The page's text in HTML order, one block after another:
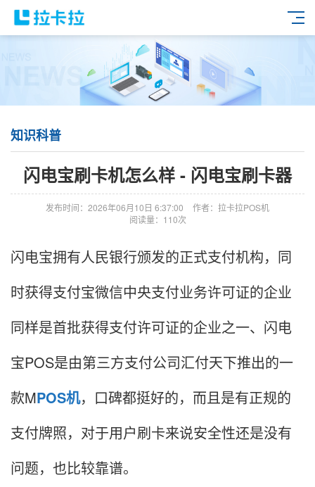
知识科普
闪电宝刷卡机怎么样 - 闪电宝刷卡器
发布时间：2026年06月10日 6:37:00
作者：拉卡拉POS机
阅读量：110次
闪电宝拥有人民银行颁发的正式支付机构，同
时获得支付宝微信中央支付业务许可证的企业
同样是首批获得支付许可证的企业之一、闪电
宝POS是由第三方支付公司汇付天下推出的一
款MPOS机，口碑都挺好的，而且是有正规的
支付牌照，对于用户刷卡来说安全性还是没有
问题，也比较靠谱。